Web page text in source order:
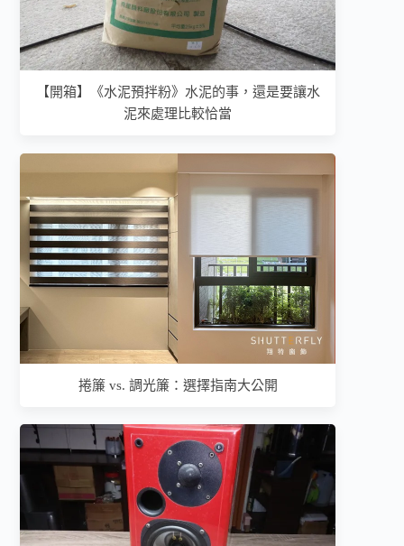
【開箱】《水泥預拌粉》水泥的事，還是要讓水
泥來處理比較恰當
捲簾 vs. 調光簾：選擇指南大公開